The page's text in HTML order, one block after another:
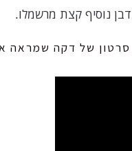
נוסיף קצת מרשמלו.
של דקה שמראה